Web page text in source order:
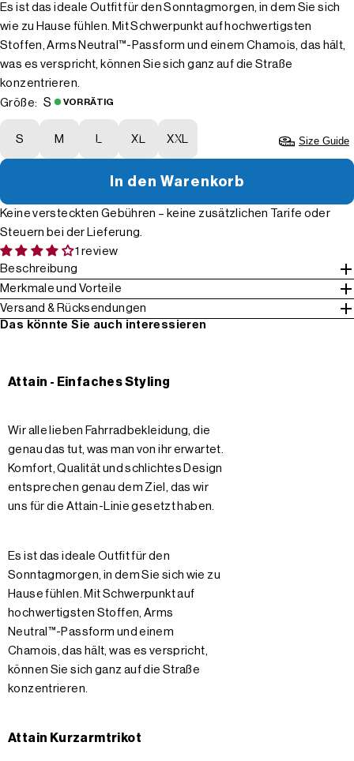
Es ist das ideale Outfit für den Sonntagmorgen, in dem Sie sich
wie zu Hause fühlen. Mit Schwerpunkt auf hochwertigsten
Stoffen, Arms Neutral™-Passform und einem Chamois, das hält,
was es verspricht, können Sie sich ganz auf die Straße
konzentrieren.
Größe:
S VORRÄTIG
S M L XL XXL Size Guide
In den Warenkorb
Keine versteckten Gebühren – keine zusätzlichen Tarife oder
Steuern bei der Lieferung.
1 review
Beschreibung
Merkmale und Vorteile
Versand & Rücksendungen
Das könnte Sie auch interessieren
Attain - Einfaches Styling
Wir alle lieben Fahrradbekleidung, die
genau das tut, was man von ihr erwartet.
Komfort, Qualität und schlichtes Design
entsprechen genau dem Ziel, das wir
uns für die Attain-Linie gesetzt haben.
Es ist das ideale Outfit für den
Sonntagmorgen, in dem Sie sich wie zu
Hause fühlen. Mit Schwerpunkt auf
hochwertigsten Stoffen, Arms
Neutral™-Passform und einem
Chamois, das hält, was es verspricht,
können Sie sich ganz auf die Straße
konzentrieren.
Attain Kurzarmtrikot